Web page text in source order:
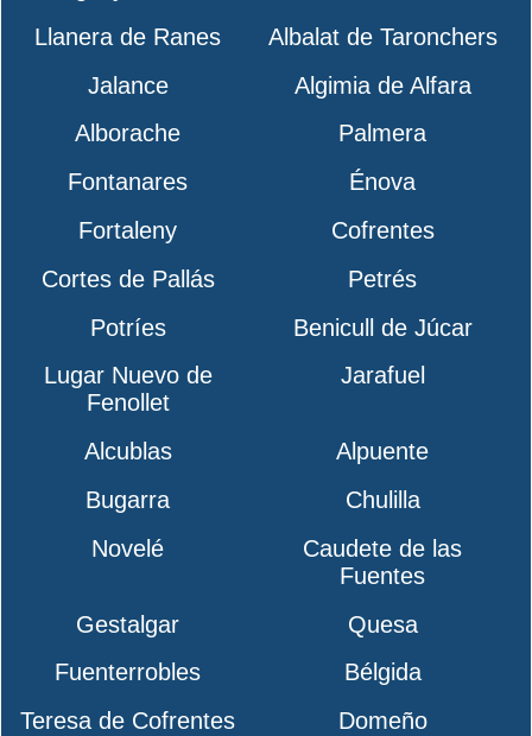
Llanera de Ranes
Albalat de Taronchers
Jalance
Algimia de Alfara
Alborache
Palmera
Fontanares
Énova
Fortaleny
Cofrentes
Cortes de Pallás
Petrés
Potríes
Benicull de Júcar
Lugar Nuevo de
Fenollet
Jarafuel
Alcublas
Alpuente
Bugarra
Chulilla
Novelé
Caudete de las
Fuentes
Gestalgar
Quesa
Fuenterrobles
Bélgida
Teresa de Cofrentes
Domeño